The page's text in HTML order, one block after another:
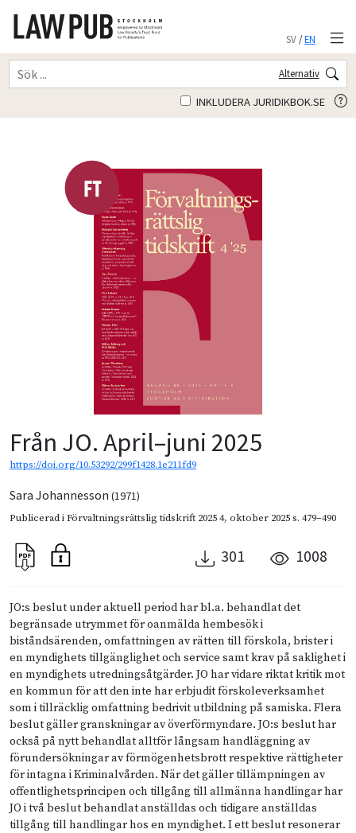
SV/EN
Alternativ
INKLUDERA JURIDIKBOK.SE
Från JO. April–juni 2025
https://doi.org/10.53292/299f1428.1e211fd9
Sara Johannesson (1971)
Publicerad iFörvaltningsrättslig tidskrift 2025 4, oktober 2025s. 479–490
301 1008
JO:s beslut under aktuell period har bl.a. behandlat det
begränsade utrymmet för oanmälda hembesök i
biståndsärenden, omfattningen av rätten till förskola, brister i
en myndighets tillgänglighet och service samt krav på saklighet i
en myndighets utredningsåtgärder. JO har vidare riktat kritik mot
en kommun för att den inte har erbjudit förskoleverksamhet
som i tillräcklig omfattning bedrivit utbildning på samiska. Flera
beslut gäller granskningar av överförmyndare. JO:s beslut har
också på nytt behandlat alltför långsam handläggning av
förundersökningar av förmögenhetsbrott respektive rättigheter
för intagna i Kriminalvården. När det gäller tillämpningen av
offentlighetsprincipen och tillgång till allmänna handlingar har
JO i två beslut behandlat anställdas och tidigare anställdas
tillgång till handlingar hos en myndighet. I ett beslut resonerar